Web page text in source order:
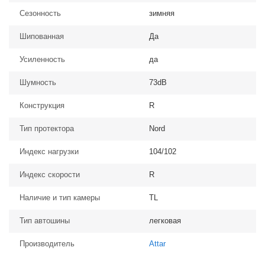
Сезонность зимняя
Шипованная Да
Усиленность да
Шумность 73dB
Конструкция R
Тип протектора Nord
Индекс нагрузки 104/102
Индекс скорости R
Наличие и тип камеры TL
Тип автошины легковая
Производитель Attar